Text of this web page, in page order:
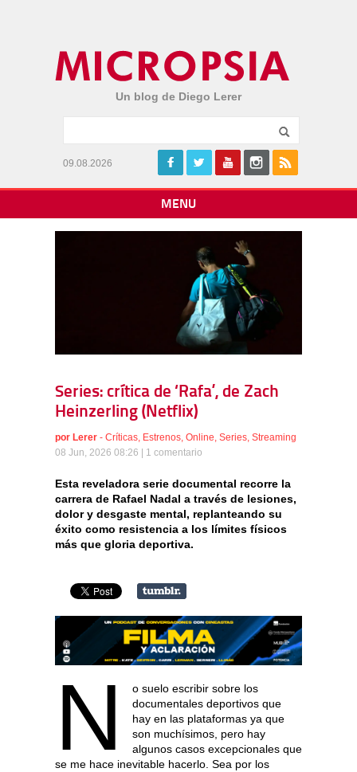
Un blog de Diego Lerer
09.08.2026
MENU
Series: crítica de ‘Rafa’, de Zach
Heinzerling (Netflix)
por Lerer - Críticas, Estrenos, Online, Series, Streaming
08 Jun, 2026 08:26 | 1 comentario
Esta reveladora serie documental recorre la
carrera de Rafael Nadal a través de lesiones,
dolor y desgaste mental, replanteando su
éxito como resistencia a los límites físicos
más que gloria deportiva.
N
o suelo escribir sobre los
documentales deportivos que
hay en las plataformas ya que
son muchísimos, pero hay
algunos casos excepcionales que
se me hace inevitable hacerlo. Sea por los